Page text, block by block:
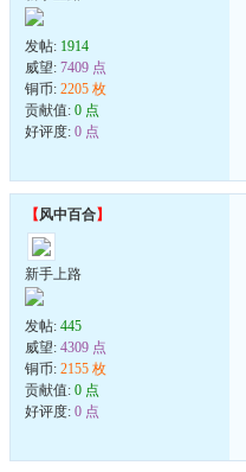
发帖: 1914
威望: 7409 点
铜币: 2205 枚
贡献值: 0 点
好评度: 0 点
【风中百合】
新手上路
发帖: 445
威望: 4309 点
铜币: 2155 枚
贡献值: 0 点
好评度: 0 点